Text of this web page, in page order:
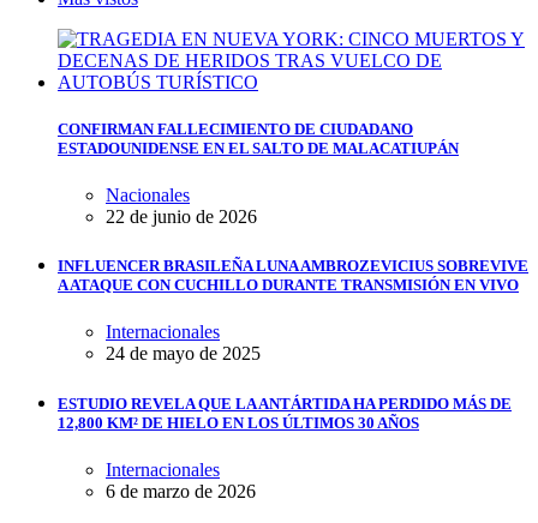
CONFIRMAN FALLECIMIENTO DE CIUDADANO
ESTADOUNIDENSE EN EL SALTO DE MALACATIUPÁN
Nacionales
22 de junio de 2026
INFLUENCER BRASILEÑA LUNA AMBROZEVICIUS SOBREVIVE
A ATAQUE CON CUCHILLO DURANTE TRANSMISIÓN EN VIVO
Internacionales
24 de mayo de 2025
ESTUDIO REVELA QUE LA ANTÁRTIDA HA PERDIDO MÁS DE
12,800 KM² DE HIELO EN LOS ÚLTIMOS 30 AÑOS
Internacionales
6 de marzo de 2026